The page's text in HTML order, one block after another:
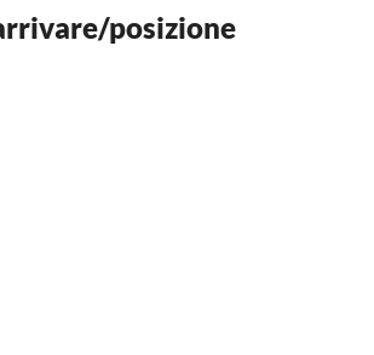
posizione